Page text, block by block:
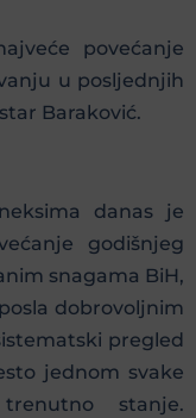
povećanje
u posljednjih
Baraković.
danas je
godišnjeg
snagama BiH,
dobrovoljnim
pregled
jednom svake
stanje.